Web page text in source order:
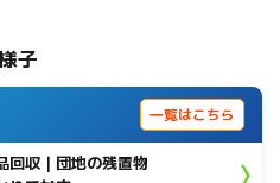
子
一覧はこちら
回収｜団地の残置物